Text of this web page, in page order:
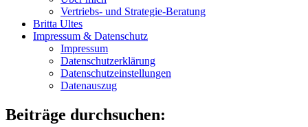
Vertriebs- und Strategie-Beratung
Britta Ultes
Impressum & Datenschutz
Impressum
Datenschutzerklärung
Datenschutzeinstellungen
Datenauszug
Beiträge durchsuchen: